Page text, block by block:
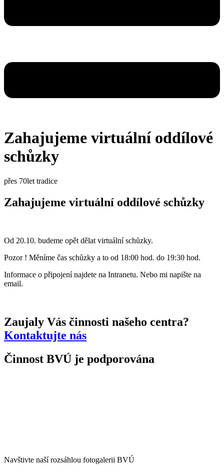
Zahajujeme virtuální oddílové
schůzky
přes 70let tradice
Zahajujeme virtuální oddílové schůzky
Od 20.10. budeme opět dělat virtuální schůzky.
Pozor ! Měníme čas schůzky a to od 18:00 hod. do 19:30 hod.
Informace o připojení najdete na Intranetu. Nebo mi napište na
email.
Zaujaly Vás činnosti našeho centra?
Kontaktujte nás
Činnost BVÚ je podporována
Navštivte naší rozsáhlou fotogalerii BVÚ